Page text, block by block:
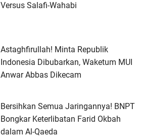
Versus Salafi-Wahabi
Astaghfirullah! Minta Republik
Indonesia Dibubarkan, Waketum MUI
Anwar Abbas Dikecam
Bersihkan Semua Jaringannya! BNPT
Bongkar Keterlibatan Farid Okbah
dalam Al-Qaeda